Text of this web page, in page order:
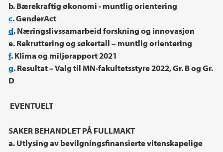
b. Bærekraftig økonomi - muntlig orientering
c. GenderAct
d. Næringslivssamarbeid forskning og innovasjon
e. Rekruttering og søkertall – muntlig orientering
f. Klima og miljørapport 2021
g. Resultat – Valg til MN-fakultetsstyre 2022, Gr. B og Gr.
D
EVENTUELT
SAKER BEHANDLET PÅ FULLMAKT
a. Utlysing av bevilgningsfinansierte vitenskapelige